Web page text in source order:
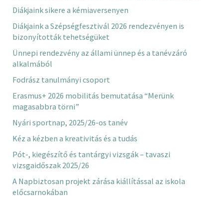
Diákjaink sikere a kémiaversenyen
Diákjaink a Szépségfesztivál 2026 rendezvényen is
bizonyították tehetségüket
Ünnepi rendezvény az állami ünnep és a tanévzáró
alkalmából
Fodrász tanulmányi csoport
Erasmus+ 2026 mobilitás bemutatása “Merünk
magasabbra törni”
Nyári sportnap, 2025/26-os tanév
Kéz a kézben a kreativitás és a tudás
Pót-, kiegészítő és tantárgyi vizsgák – tavaszi
vizsgaidőszak 2025/26
A Napbiztosan projekt zárása kiállítással az iskola
előcsarnokában